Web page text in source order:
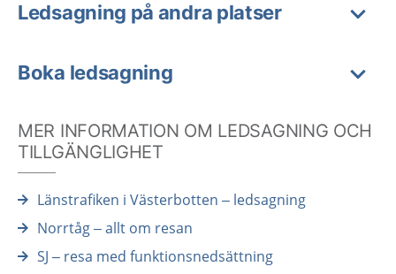
Ledsagning på andra platser
Boka ledsagning
MER INFORMATION OM LEDSAGNING OCH
TILLGÄNGLIGHET
Länstrafiken i Västerbotten – ledsagning
Norrtåg – allt om resan
SJ – resa med funktionsnedsättning